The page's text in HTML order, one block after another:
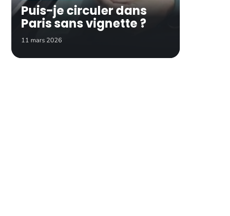
Puis-je circuler dans
Paris sans vignette ?
11 mars 2026